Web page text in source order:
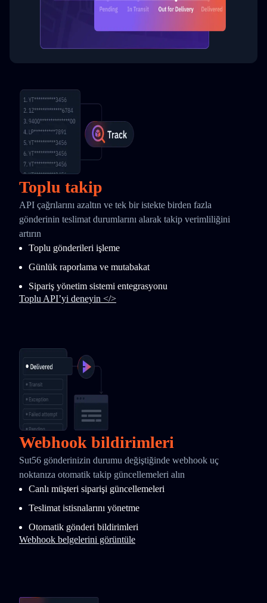
Toplu takip
API çağrılarını azaltın ve tek bir istekte birden fazla
gönderinin teslimat durumlarını alarak takip verimliliğini
artırın
Toplu gönderileri işleme
Günlük raporlama ve mutabakat
Sipariş yönetim sistemi entegrasyonu
Toplu API’yi deneyin </>
Webhook bildirimleri
Sut56 gönderinizin durumu değiştiğinde webhook uç
noktanıza otomatik takip güncellemeleri alın
Canlı müşteri siparişi güncellemeleri
Teslimat istisnalarını yönetme
Otomatik gönderi bildirimleri
Webhook belgelerini görüntüle